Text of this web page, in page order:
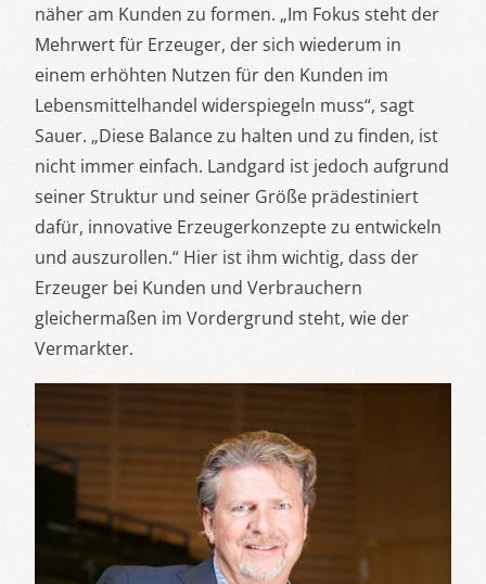
näher am Kunden zu formen. „Im Fokus steht der
Mehrwert für Erzeuger, der sich wiederum in
einem erhöhten Nutzen für den Kunden im
Lebensmittelhandel widerspiegeln muss“, sagt
Sauer. „Diese Balance zu halten und zu finden, ist
nicht immer einfach. Landgard ist jedoch aufgrund
seiner Struktur und seiner Größe prädestiniert
dafür, innovative Erzeugerkonzepte zu entwickeln
und auszurollen.“ Hier ist ihm wichtig, dass der
Erzeuger bei Kunden und Verbrauchern
gleichermaßen im Vordergrund steht, wie der
Vermarkter.